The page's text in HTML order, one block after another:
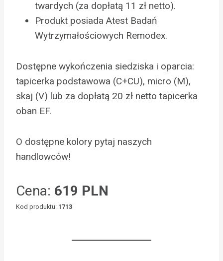
twardych (za dopłatą 11 zł netto).
Produkt posiada Atest Badań
Wytrzymałościowych Remodex.
Dostępne wykończenia siedziska i oparcia:
tapicerka podstawowa (C+CU), micro (M),
skaj (V) lub za dopłatą 20 zł netto tapicerka
oban EF.
O dostępne kolory pytaj naszych
handlowców!
Cena: 619 PLN
Kod produktu: 1713